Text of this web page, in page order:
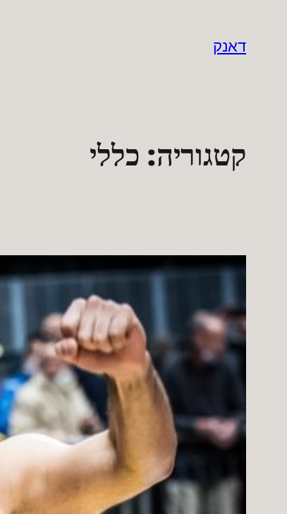
דאנק
קטגוריה: כללי